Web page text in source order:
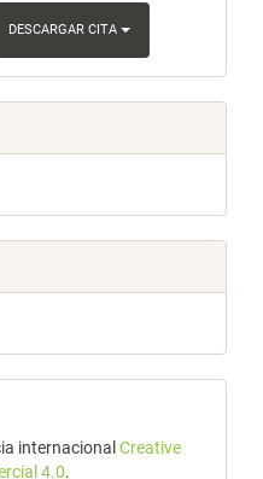
DESCARGAR CITA
internacional Creative
4.0.